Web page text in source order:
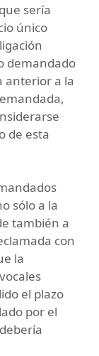
sería
único
demandado
anterior a la
de esta
sólo a la
también a
con
la
el plazo
por el